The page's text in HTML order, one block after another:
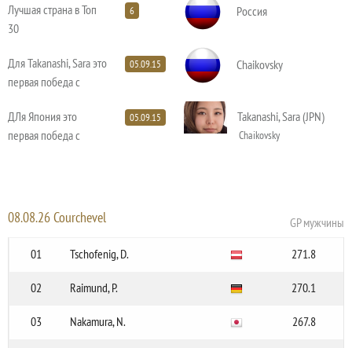
Лучшая страна в Топ
30
6 Россия
Для Takanashi, Sara это
первая победа с
05.09.15 Chaikovsky
ДЛя Япония это
первая победа с
05.09.15 Takanashi, Sara (JPN)
Chaikovsky
08.08.26 Courchevel
GP мужчины
01
Tschofenig, D. 271.8
02 Raimund, P. 270.1
03 Nakamura, N. 267.8